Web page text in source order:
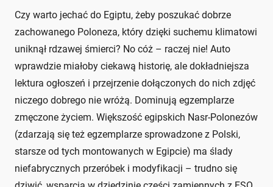
Czy warto jechać do Egiptu, żeby poszukać dobrze
zachowanego Poloneza, który dzięki suchemu klimatowi
uniknął rdzawej śmierci? No cóż – raczej nie! Auto
wprawdzie miałoby ciekawą historię, ale dokładniejsza
lektura ogłoszeń i przejrzenie dołączonych do nich zdjęć
niczego dobrego nie wróżą. Dominują egzemplarze
zmęczone życiem. Większość egipskich Nasr-Polonezów
(zdarzają się też egzemplarze sprowadzone z Polski,
starsze od tych montowanych w Egipcie) ma ślady
niefabrycznych przeróbek i modyfikacji – trudno się